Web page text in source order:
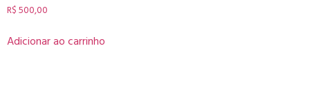
R$500,00
Adicionar ao carrinho